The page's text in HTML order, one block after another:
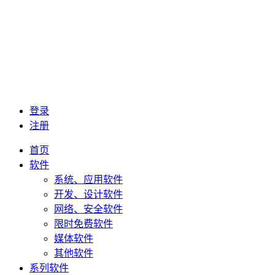
登录
注册
首页
软件
系统、应用软件
开发、设计软件
网络、安全软件
限时免费软件
媒体软件
其他软件
系列软件